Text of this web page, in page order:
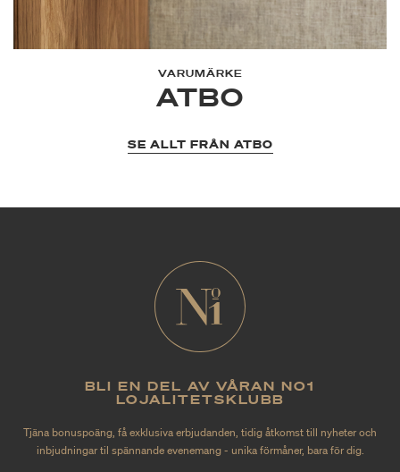
VARUMÄRKE
ATBO
SE ALLT FRÅN ATBO
BLI EN DEL AV VÅRAN NO1
LOJALITETSKLUBB
Tjäna bonuspoäng, få exklusiva erbjudanden, tidig åtkomst till nyheter och
inbjudningar til spännande evenemang - unika förmåner, bara för dig.